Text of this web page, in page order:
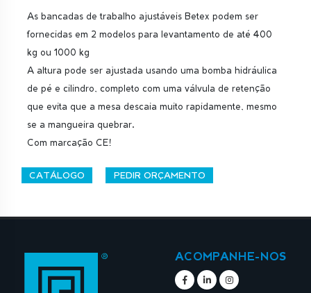
As bancadas de trabalho ajustáveis Betex podem ser
fornecidas em 2 modelos para levantamento de até 400
kg ou 1000 kg
A altura pode ser ajustada usando uma bomba hidráulica
de pé e cilindro, completo com uma válvula de retenção
que evita que a mesa descaia muito rapidamente, mesmo
se a mangueira quebrar.
Com marcação CE!
CATÁLOGO PEDIR ORÇAMENTO
ACOMPANHE-NOS